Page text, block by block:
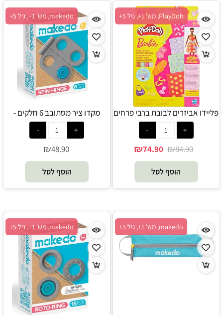
PlayDoh, מש' 1+, גיל 5+
פליידו אביזרים לבובת ברבי פרחים
- Play-Doh
₪84.90
₪74.90
הוסף לסל
makedo, מש' 1+, גיל 5+
מקדו ציר מסתובב 6 חלקים -
makedo
₪48.90
הוסף לסל
makedo, מש' 1+, גיל 5+ makedo, מש' 1+, גיל 5+